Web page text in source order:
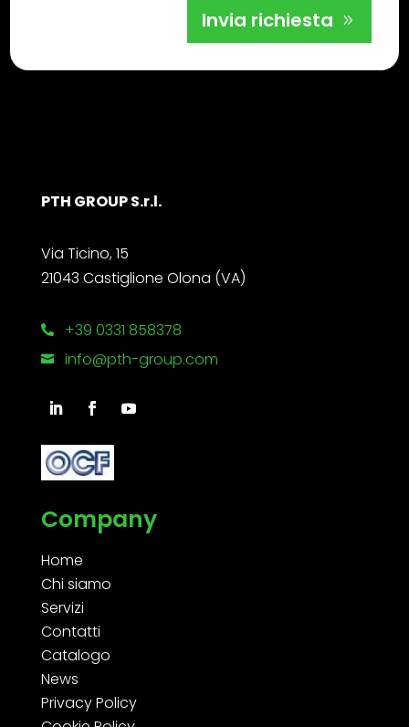
Invia richiesta
PTH GROUP S.r.l.
Via Ticino, 15
21043 Castiglione Olona (VA)
 +39 0331 858378
 info@pth-group.com
Company
Home
Chi siamo
Servizi
Contatti
Catalogo
News
Privacy Policy